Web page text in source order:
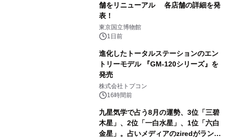
舗をリニューアル 各店舗の詳細を発
表！
東京国立博物館
1日前
進化したトータルステーションのエン
トリーモデル 『GM-120シリーズ』を
発売
株式会社トプコン
16時間前
九星気学で占う8月の運勢、3位「三碧
木星」、2位「一白水星」、1位「六白
金星」。占いメディアのziredがランキ